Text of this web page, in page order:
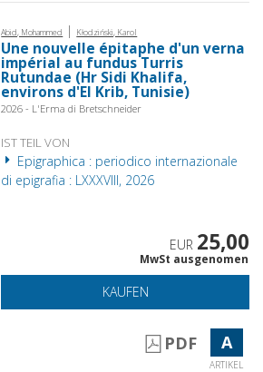
Abid, Mohammed | Kłodziński, Karol
Une nouvelle épitaphe d'un verna
impérial au fundus Turris
Rutundae (Hr Sidi Khalifa,
environs d'El Krib, Tunisie)
2026 - L'Erma di Bretschneider
IST TEIL VON
Epigraphica : periodico internazionale
di epigrafia : LXXXVIII, 2026
EUR 25,00
MwSt ausgenomen
KAUFEN
PDF A
ARTIKEL